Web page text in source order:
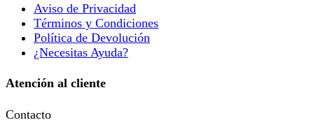
Aviso de Privacidad
Términos y Condiciones
Política de Devolución
¿Necesitas Ayuda?
Atención al cliente
Contacto